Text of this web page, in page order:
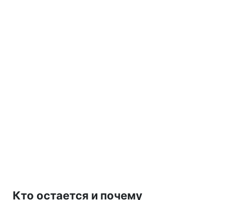
Кто остается и почему